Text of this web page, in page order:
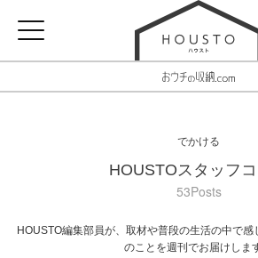
でかける
HOUSTOスタッフ
53Posts
HOUSTO編集部員が、取材や普段の生活の中で感
のことを週刊でお届けしま